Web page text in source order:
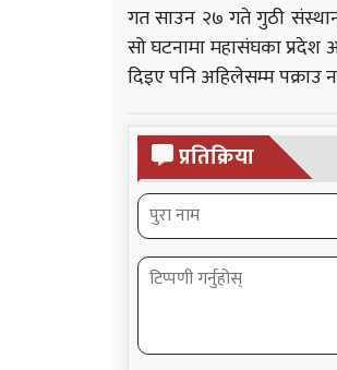
गत साउन २७ गते गुठी
सो घटनामा महासंघका प्रदेश
दिइए पनि अहिलेसम्म पक्राउ
प्रतिक्रिया